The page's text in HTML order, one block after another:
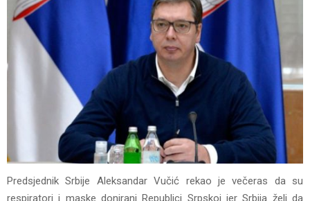
Predsjednik Srbije Aleksandar Vučić rekao je večeras da su
respiratori i maske donirani Republici Srpskoj jer Srbija želi da